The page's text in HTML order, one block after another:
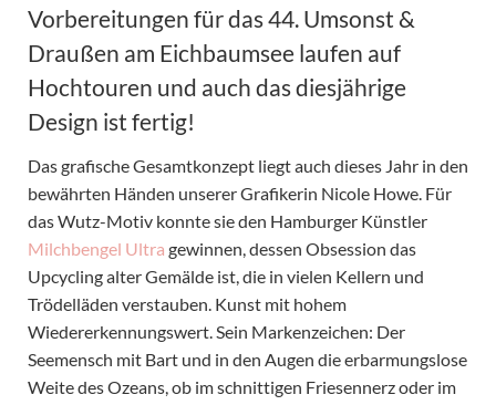
Vorbereitungen für das 44. Umsonst &
Draußen am Eichbaumsee laufen auf
Hochtouren und auch das diesjährige
Design ist fertig!
Das grafische Gesamtkonzept liegt auch dieses Jahr in den
bewährten Händen unserer Grafikerin Nicole Howe. Für
das Wutz-Motiv konnte sie den Hamburger Künstler
Milchbengel Ultra gewinnen, dessen Obsession das
Upcycling alter Gemälde ist, die in vielen Kellern und
Trödelläden verstauben. Kunst mit hohem
Wiedererkennungswert. Sein Markenzeichen: Der
Seemensch mit Bart und in den Augen die erbarmungslose
Weite des Ozeans, ob im schnittigen Friesennerz oder im